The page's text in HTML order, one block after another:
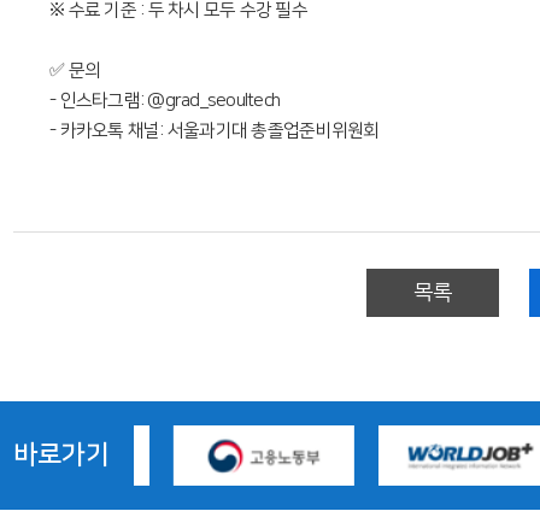
※ 수료 기준 : 두 차시 모두 수강 필수
✅ 문의
- 인스타그램: @grad_seoultech
- 카카오톡 채널: 서울과기대 총졸업준비위원회
목록
바로가기